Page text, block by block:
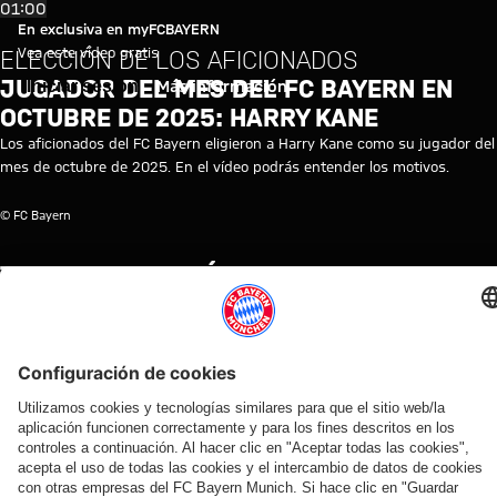
Vídeo: Harry Kane | Jugador
Reproducir vídeo
En exclusiva en myFCBAYERN
Vea este vídeo gratis
Iniciar sesión Más información
01:00
ELECCIÓN DE LOS AFICIONADOS
JUGADOR DEL MES DEL FC BAYERN EN
OCTUBRE DE 2025: HARRY KANE
Los aficionados del FC Bayern eligieron a Harry Kane como su jugador del
mes de octubre de 2025. En el vídeo podrás entender los motivos.
© FC Bayern
TEMAS DE ESTE VÍDEO
VÍDEOS RELACIONADOS
Vídeo
FOOTBALL
SUMMIT
Los
mejores
momentos
Vídeo
VÍDEO
Manuel
Neuer
hace
balance
Vídeo
VÍDEO
La
rueda
de
prensa
Vídeo
Entrevista
SUMMER
TOUR
En
diferido:
Rueda
Vídeo
Así fue el
último
entrenamiento
antes del
partido contra
Vídeo
DIFERIDO
La rueda
de
prensa
del Audi
ENTRE
BASTIDORES
Así vivió el
FC Bayern
sus cuatro
Jonas
Urbig,
ante
los
medios